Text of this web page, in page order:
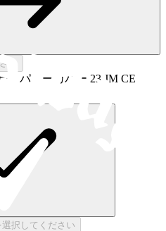
い
パターカバー 23 JM CE
択してください